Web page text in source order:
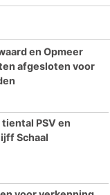
en Opmeer
afgesloten voor
PSV en
Schaal